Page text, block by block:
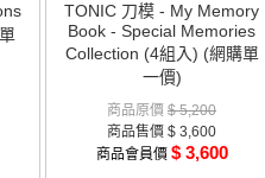
TONIC 刀模 - My Memory
Book - Special Memories
Collection (4組入) (網購單
一價)
商品原價 $ 5,200
商品售價 $ 3,600
商品會員價 $ 3,600